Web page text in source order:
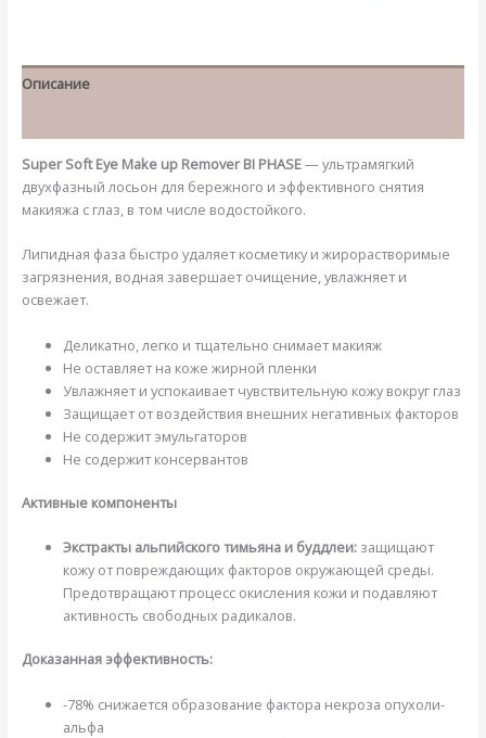
Описание
Super Soft Eye Make up Remover BI PHASE— ультрамягкий
двухфазный лосьон для бережного и эффективного снятия
макияжа с глаз, в том числе водостойкого.
Липидная фаза быстро удаляет косметику и жирорастворимые
загрязнения, водная завершает очищение, увлажняет и
освежает.
Деликатно, легко и тщательно снимает макияж
Не оставляет на коже жирной пленки
Увлажняет и успокаивает чувствительную кожу вокруг глаз
Защищает от воздействия внешних негативных факторов
Не содержит эмульгаторов
Не содержит консервантов
Активные компоненты
Экстракты альпийского тимьяна и буддлеи: защищают
кожу от повреждающих факторов окружающей среды.
Предотвращают процесс окисления кожи и подавляют
активность свободных радикалов.
Доказанная эффективность:
-78% снижается образование фактора некроза опухоли-
альфа